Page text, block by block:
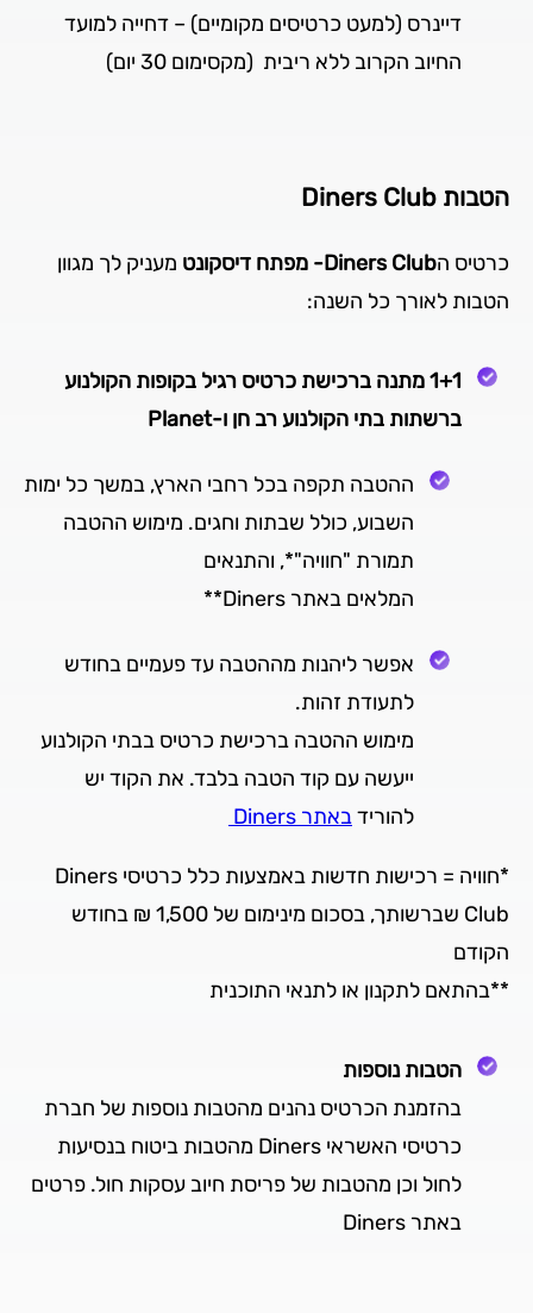
דיינרס (למעט כרטיסים מקומיים) – דחייה למועד
החיוב הקרוב ללא ריבית (מקסימום 30 יום)
הטבות Diners Club
כרטיס הDiners Club- מפתח דיסקונט
מעניק לך מגוון
הטבות לאורך כל השנה:
1+1 מתנה ברכישת כרטיס רגיל בקופות הקולנוע
ברשתות בתי הקולנוע רב חן ו-Planet
ההטבה תקפה בכל רחבי הארץ, במשך כל ימות
השבוע, כולל שבתות וחגים. מימוש ההטבה
תמורת "חוויה"*, והתנאים
המלאים באתר Diners**
אפשר ליהנות מההטבה עד פעמיים בחודש
לתעודת זהות.
מימוש ההטבה ברכישת כרטיס בבתי הקולנוע
ייעשה עם קוד הטבה בלבד. את הקוד יש
להורידבאתר Diners
*חוויה = רכישות חדשות באמצעות כלל כרטיסי Diners
Club שברשותך, בסכום מינימום של 1,500 ₪ בחודש
הקודם
**בהתאם לתקנון או לתנאי התוכנית
הטבות נוספות
בהזמנת הכרטיס נהנים מהטבות נוספות של חברת
כרטיסי האשראי Diners מהטבות ביטוח בנסיעות
לחול וכן מהטבות של פריסת חיוב עסקות חול. פרטים
באתר Diners